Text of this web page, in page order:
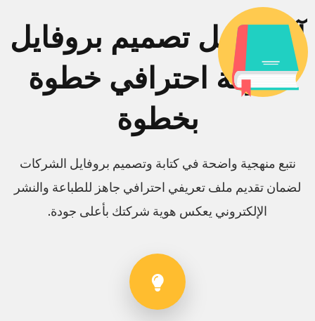
آلية عمل تصميم بروفايل
شركة احترافي خطوة
بخطوة
نتبع منهجية واضحة في كتابة وتصميم بروفايل الشركات
لضمان تقديم ملف تعريفي احترافي جاهز للطباعة والنشر
الإلكتروني يعكس هوية شركتك بأعلى جودة.